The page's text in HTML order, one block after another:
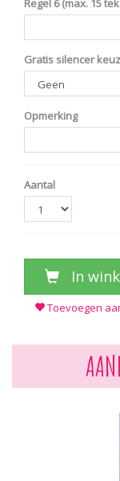
Regel 6 (max. 15
Gratis silencer
Opmerking
Aantal
In
Toevoegen